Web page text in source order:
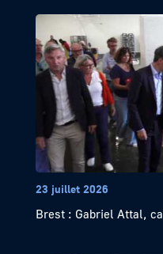
23 juillet 2026
Brest : Gabriel Attal,